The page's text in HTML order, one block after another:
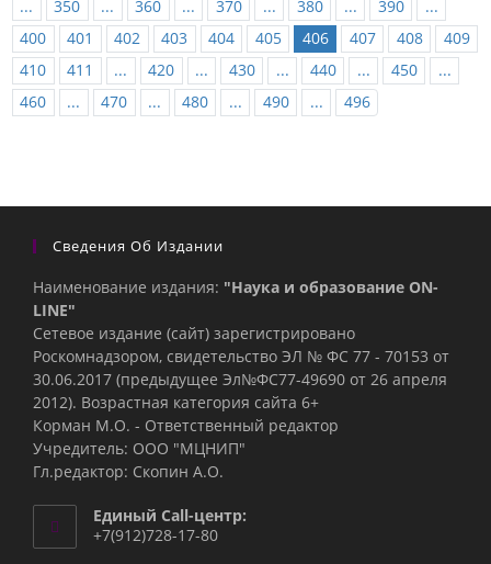
...
350 ... 360 ... 370 ... 380 ... 390
...
400
401 402 403 404 405 406 407 408
409
410
411 ... 420 ... 430 ... 440 ... 450
...
460
... 470 ... 480 ... 490 ... 496
Сведения Об Издании
Наименование издания: "Наука и образование ON-
LINE"
Сетевое издание (сайт) зарегистрировано
Роскомнадзором, свидетельство ЭЛ № ФС 77 - 70153 от
30.06.2017 (предыдущее Эл№ФC77-49690 от 26 апреля
2012). Возрастная категория сайта 6+
Корман М.О. - Ответственный редактор
Учредитель: ООО "МЦНИП"
Гл.редактор: Скопин А.О.
Единый Call-центр:
+7(912)728-17-80